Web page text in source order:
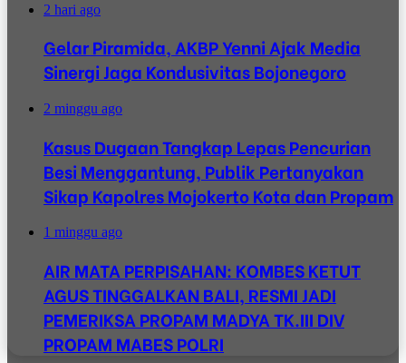
2 hari ago
Gelar Piramida, AKBP Yenni Ajak Media
Sinergi Jaga Kondusivitas Bojonegoro
2 minggu ago
Kasus Dugaan Tangkap Lepas Pencurian
Besi Menggantung, Publik Pertanyakan
Sikap Kapolres Mojokerto Kota dan Propam
1 minggu ago
AIR MATA PERPISAHAN: KOMBES KETUT
AGUS TINGGALKAN BALI, RESMI JADI
PEMERIKSA PROPAM MADYA TK.III DIV
PROPAM MABES POLRI